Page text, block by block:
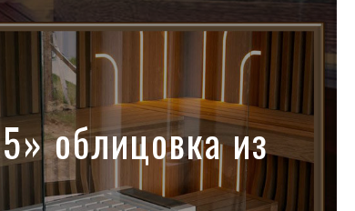
облицовка из